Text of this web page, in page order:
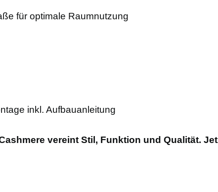
für optimale Raumnutzung
inkl. Aufbauanleitung
vereint Stil, Funktion und Qualität.